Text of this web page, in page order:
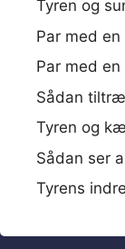
Tyren og
Par med
Par med
Sådan
Tyren og
Sådan ser
Tyrens